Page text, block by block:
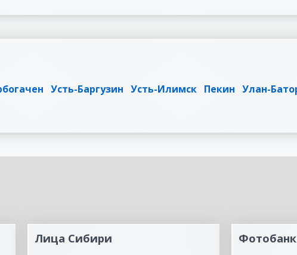
Усть-Баргузин Усть-Илимск Пекин Улан-
Лица Сибири